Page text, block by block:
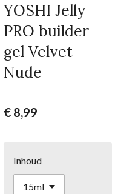
YOSHI Jelly
PRO builder
gel Velvet
Nude
€ 8,99
Inhoud